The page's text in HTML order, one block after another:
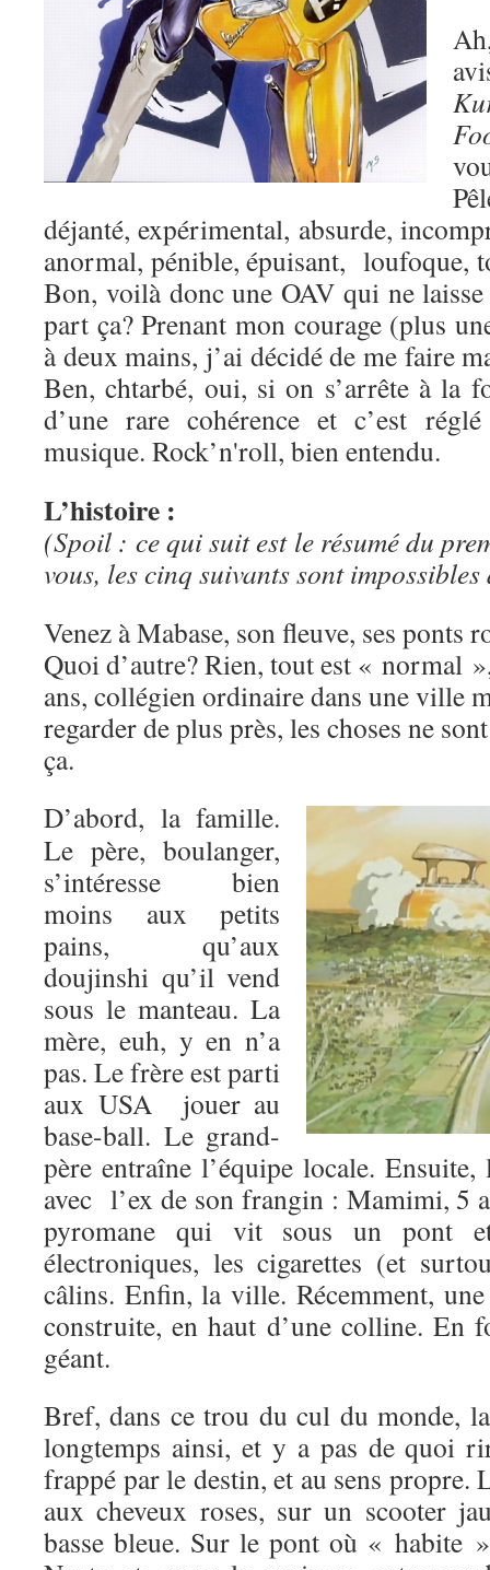
déjanté, expérimental, absurde,
anormal, pénible, épuisant,
Bon, voilà donc une OAV qui ne
part ça? Prenant mon courage (plus
à deux mains, j’ai décidé de me faire
Ben, chtarbé, oui, si on s’arrête à la
d’une rare cohérence et c’est
musique. Rock’n'roll, bien entendu.
L’histoire :
(Spoil : ce qui suit est le résumé du
vous, les cinq suivants sont impossibles
Venez à Mabase, son fleuve, ses ponts
Quoi d’autre? Rien, tout est « normal
ans, collégien ordinaire dans une ville
regarder de plus près, les choses ne
ça.
D’abord, la famille.
Le père, boulanger,
s’intéresse bien
moins aux petits
pains, qu’aux
doujinshi qu’il vend
sous le manteau. La
mère, euh, y en n’a
pas. Le frère est parti
aux USA jouer au
base-ball. Le grand-
père entraîne l’équipe locale.
avec l’ex de son frangin : Mamimi, 5
pyromane qui vit sous un pont
électroniques, les cigarettes (et
câlins. Enfin, la ville. Récemment,
construite, en haut d’une colline. En
géant.
Bref, dans ce trou du cul du monde,
longtemps ainsi, et y a pas de quoi
frappé par le destin, et au sens propre.
aux cheveux roses, sur un scooter
basse bleue. Sur le pont où « habite